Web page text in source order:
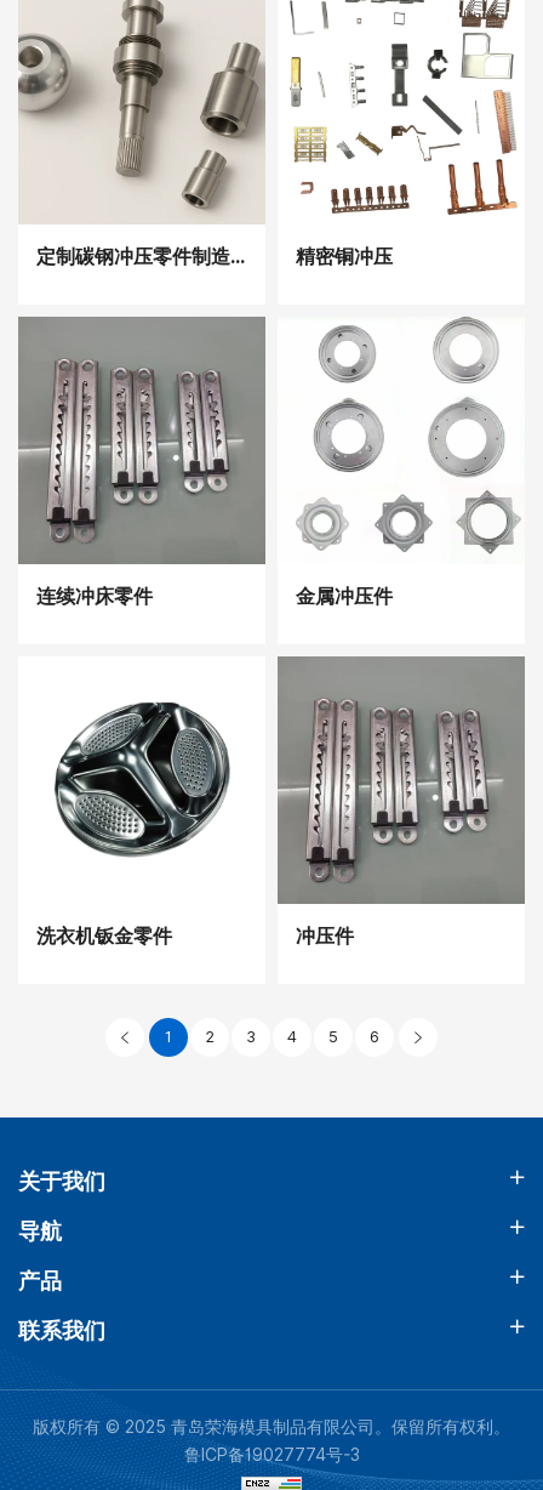
定制碳钢冲压零件制造商 精密铜冲压
连续冲床零件 金属冲压件
洗衣机钣金零件 冲压件
1 2 3 4 5 6
关于我们
导航
产品
联系我们
版权所有 © 2025 青岛荣海模具制品有限公司。保留所有权利。
鲁ICP备19027774号-3